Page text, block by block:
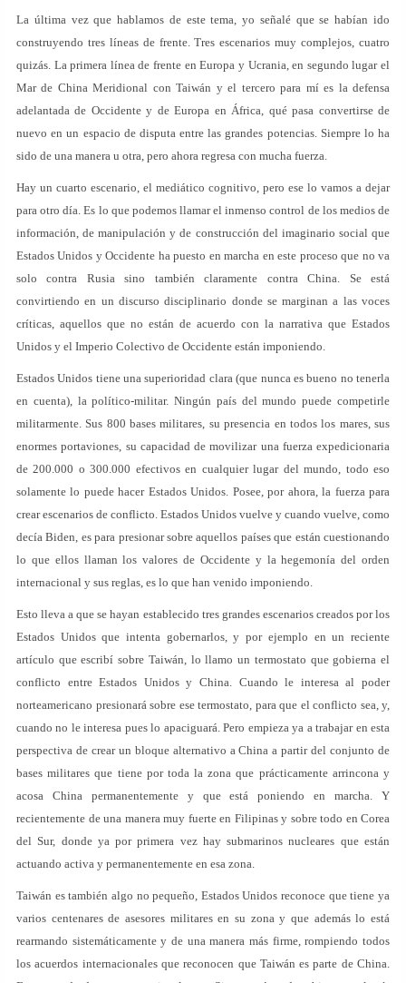
La última vez que hablamos de este tema, yo señalé que se habían ido
construyendo tres líneas de frente. Tres escenarios muy complejos, cuatro
quizás. La primera línea de frente en Europa y Ucrania, en segundo lugar el
Mar de China Meridional con Taiwán y el tercero para mí es la defensa
adelantada de Occidente y de Europa en África, qué pasa convertirse de
nuevo en un espacio de disputa entre las grandes potencias. Siempre lo ha
sido de una manera u otra, pero ahora regresa con mucha fuerza.
Hay un cuarto escenario, el mediático cognitivo, pero ese lo vamos a dejar
para otro día. Es lo que podemos llamar el inmenso control de los medios de
información, de manipulación y de construcción del imaginario social que
Estados Unidos y Occidente ha puesto en marcha en este proceso que no va
solo contra Rusia sino también claramente contra China. Se está
convirtiendo en un discurso disciplinario donde se marginan a las voces
críticas, aquellos que no están de acuerdo con la narrativa que Estados
Unidos y el Imperio Colectivo de Occidente están imponiendo.
Estados Unidos tiene una superioridad clara (que nunca es bueno no tenerla
en cuenta), la político-militar. Ningún país del mundo puede competirle
militarmente. Sus 800 bases militares, su presencia en todos los mares, sus
enormes portaviones, su capacidad de movilizar una fuerza expedicionaria
de 200.000 o 300.000 efectivos en cualquier lugar del mundo, todo eso
solamente lo puede hacer Estados Unidos. Posee, por ahora, la fuerza para
crear escenarios de conflicto. Estados Unidos vuelve y cuando vuelve, como
decía Biden, es para presionar sobre aquellos países que están cuestionando
lo que ellos llaman los valores de Occidente y la hegemonía del orden
internacional y sus reglas, es lo que han venido imponiendo.
Esto lleva a que se hayan establecido tres grandes escenarios creados por los
Estados Unidos que intenta gobernarlos, y por ejemplo en un reciente
artículo que escribí sobre Taiwán, lo llamo un termostato que gobierna el
conflicto entre Estados Unidos y China. Cuando le interesa al poder
norteamericano presionará sobre ese termostato, para que el conflicto sea, y,
cuando no le interesa pues lo apaciguará. Pero empieza ya a trabajar en esta
perspectiva de crear un bloque alternativo a China a partir del conjunto de
bases militares que tiene por toda la zona que prácticamente arrincona y
acosa China permanentemente y que está poniendo en marcha. Y
recientemente de una manera muy fuerte en Filipinas y sobre todo en Corea
del Sur, donde ya por primera vez hay submarinos nucleares que están
actuando activa y permanentemente en esa zona.
Taiwán es también algo no pequeño, Estados Unidos reconoce que tiene ya
varios centenares de asesores militares en su zona y que además lo está
rearmando sistemáticamente y de una manera más firme, rompiendo todos
los acuerdos internacionales que reconocen que Taiwán es parte de China.